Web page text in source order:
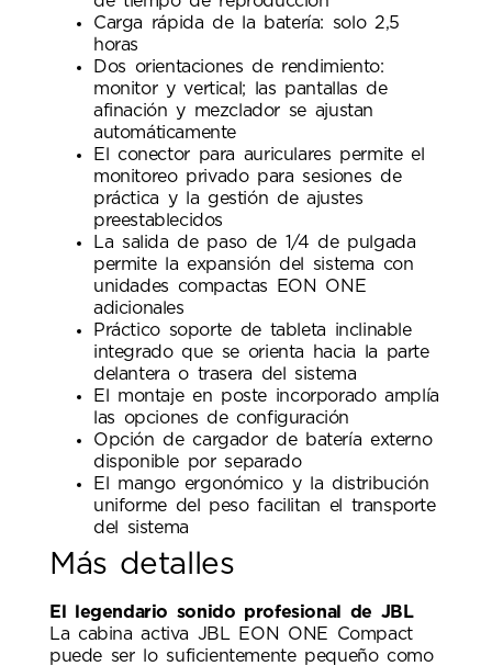
Carga rápida de la batería: solo 2,5
horas
Dos orientaciones de rendimiento:
monitor y vertical; las pantallas de
afinación y mezclador se ajustan
automáticamente
El conector para auriculares permite el
monitoreo privado para sesiones de
práctica y la gestión de ajustes
preestablecidos
La salida de paso de 1/4 de pulgada
permite la expansión del sistema con
unidades compactas EON ONE
adicionales
Práctico soporte de tableta inclinable
integrado que se orienta hacia la parte
delantera o trasera del sistema
El montaje en poste incorporado amplía
las opciones de configuración
Opción de cargador de batería externo
disponible por separado
El mango ergonómico y la distribución
uniforme del peso facilitan el transporte
del sistema
Más detalles
El legendario sonido profesional de JBL
La cabina activa JBL EON ONE Compact
puede ser lo suficientemente pequeño como